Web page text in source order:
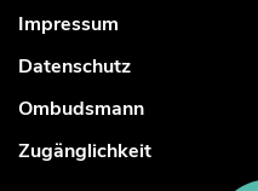
Impressum
Datenschutz
Ombudsmann
Zugänglichkeit